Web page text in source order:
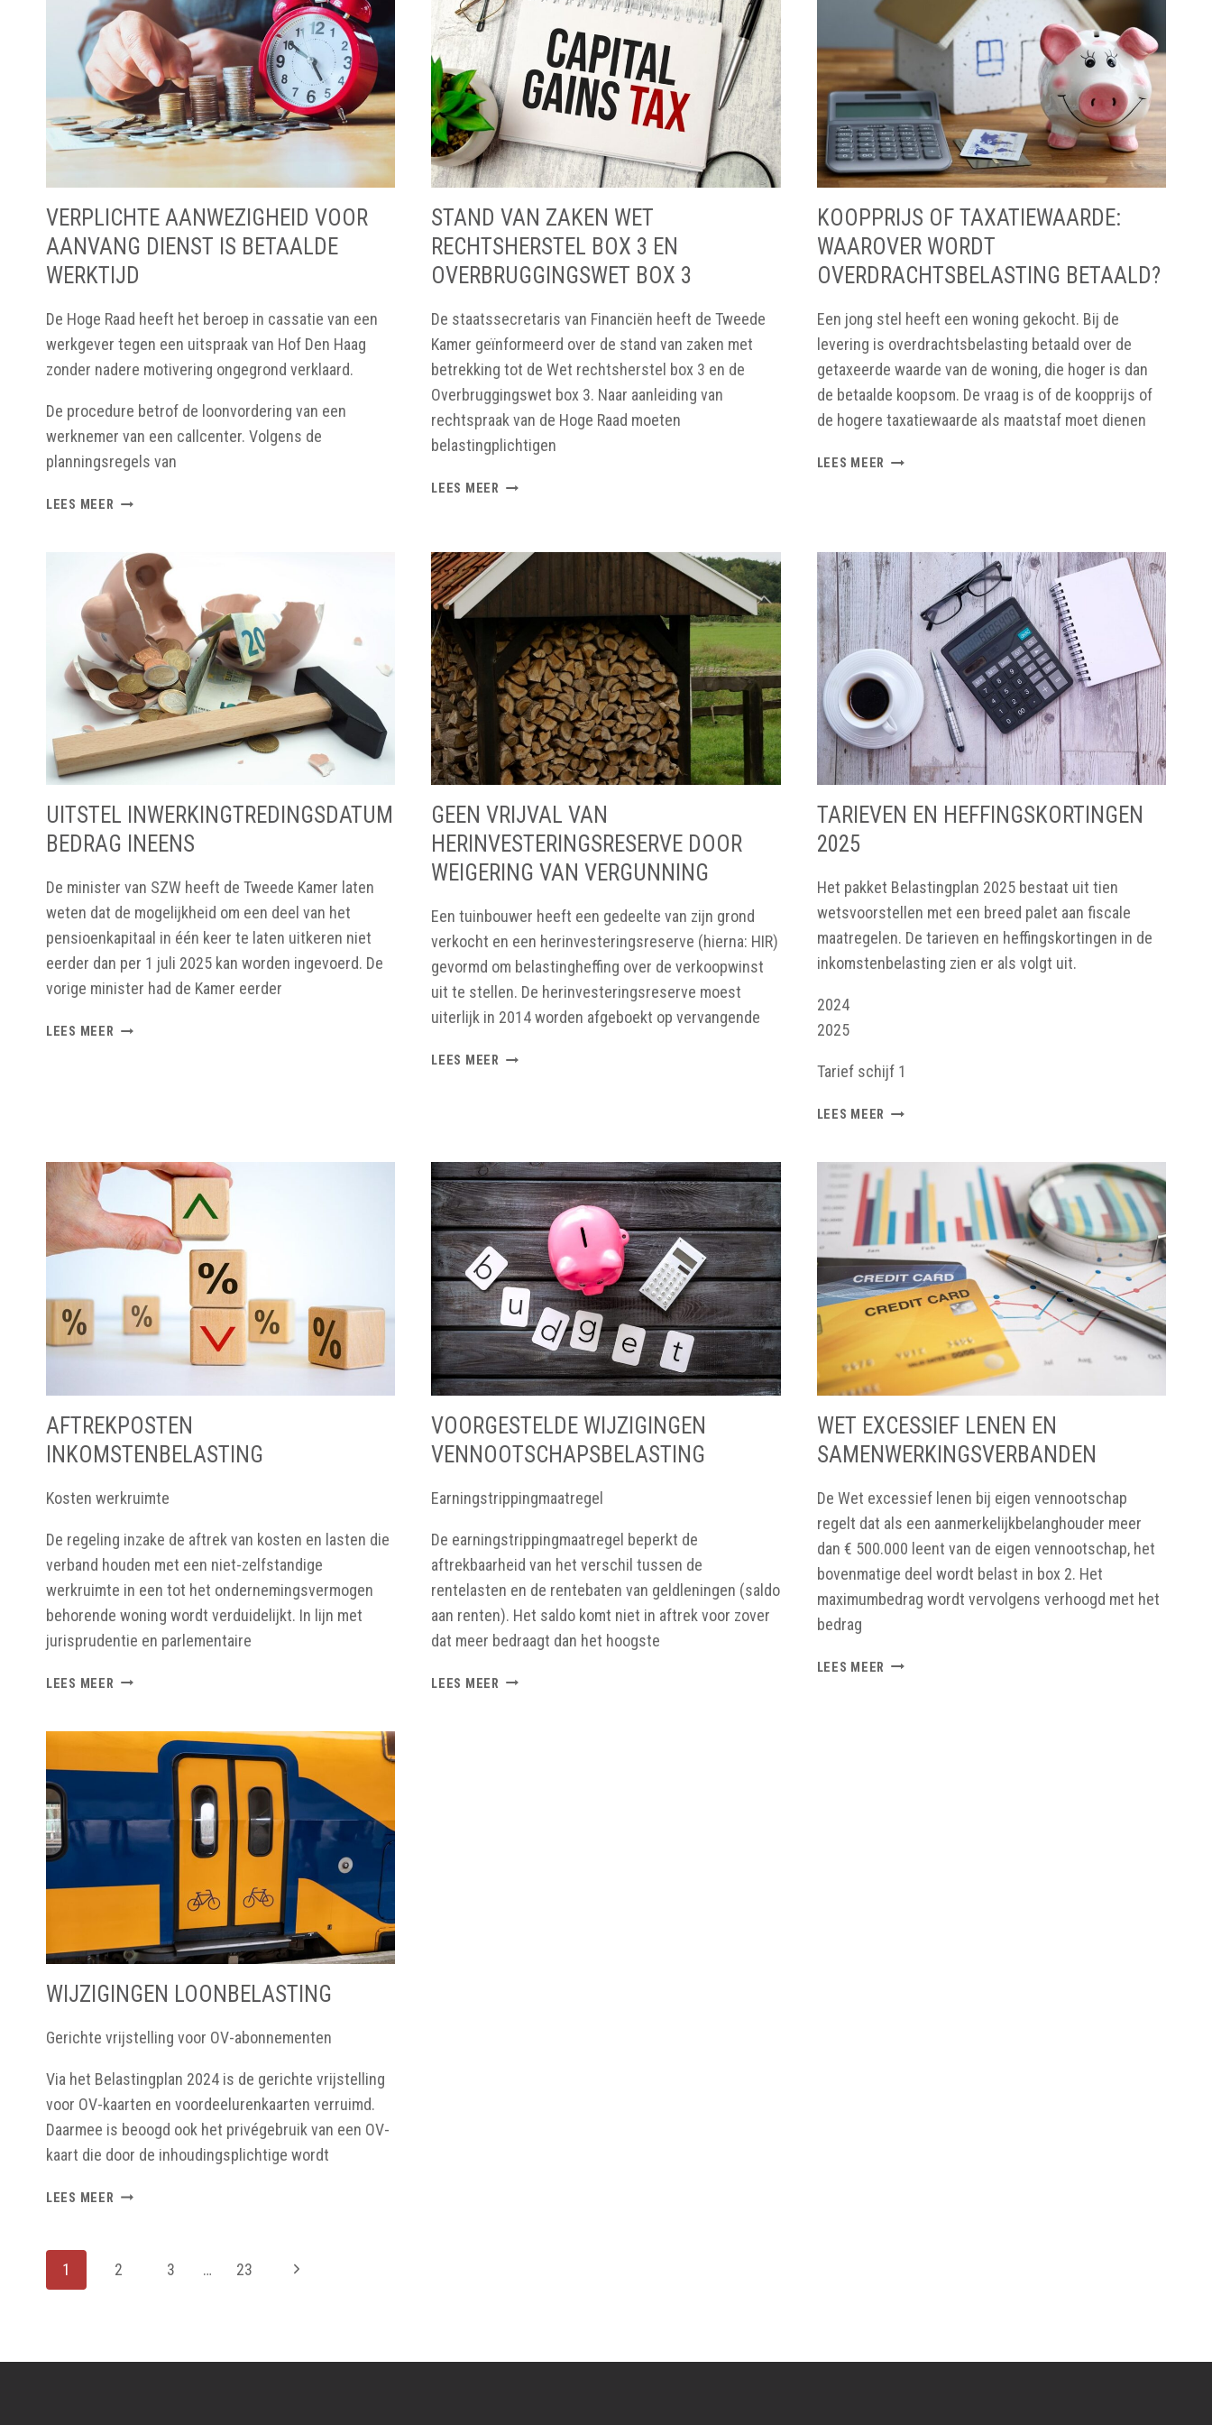
VERPLICHTE AANWEZIGHEID VOOR
AANVANG DIENST IS BETAALDE
WERKTIJD
De Hoge Raad heeft het beroep in cassatie van een
werkgever tegen een uitspraak van Hof Den Haag
zonder nadere motivering ongegrond verklaard.
De procedure betrof de loonvordering van een
werknemer van een callcenter. Volgens de
planningsregels van
LEES MEER VERPLICHTE
AANVANG
DIENST
IS
BETAALDE
WERKTIJD
STAND VAN ZAKEN WET
RECHTSHERSTEL BOX 3 EN
OVERBRUGGINGSWET BOX 3
De staatssecretaris van Financiën heeft de Tweede
Kamer geïnformeerd over de stand van zaken met
betrekking tot de Wet rechtsherstel box 3 en de
Overbruggingswet box 3. Naar aanleiding van
rechtspraak van de Hoge Raad moeten
belastingplichtigen
LEES MEER STAND
RECHTSHERSTEL
BOX
EN
OVERBRUGGINGSWET
BOX
3
KOOPPRIJS OF TAXATIEWAARDE:
WAAROVER WORDT
OVERDRACHTSBELASTING BETAALD?
Een jong stel heeft een woning gekocht. Bij de
levering is overdrachtsbelasting betaald over de
getaxeerde waarde van de woning, die hoger is dan
de betaalde koopsom. De vraag is of de koopprijs of
de hogere taxatiewaarde als maatstaf moet dienen
LEES MEER KOOPPRIJS
OVERDRACHTSBELASTING
BETAALD?
UITSTEL INWERKINGTREDINGSDATUM
BEDRAG INEENS
De minister van SZW heeft de Tweede Kamer laten
weten dat de mogelijkheid om een deel van het
pensioenkapitaal in één keer te laten uitkeren niet
eerder dan per 1 juli 2025 kan worden ingevoerd. De
vorige minister had de Kamer eerder
LEES MEER UITSTEL
GEEN VRIJVAL VAN
HERINVESTERINGSRESERVE DOOR
WEIGERING VAN VERGUNNING
Een tuinbouwer heeft een gedeelte van zijn grond
verkocht en een herinvesteringsreserve (hierna: HIR)
gevormd om belastingheffing over de verkoopwinst
uit te stellen. De herinvesteringsreserve moest
uiterlijk in 2014 worden afgeboekt op vervangende
LEES MEER GEEN
WEIGERING
VAN
VERGUNNING
TARIEVEN EN HEFFINGSKORTINGEN
2025
Het pakket Belastingplan 2025 bestaat uit tien
wetsvoorstellen met een breed palet aan fiscale
maatregelen. De tarieven en heffingskortingen in de
inkomstenbelasting zien er als volgt uit.
2024
2025
Tarief schijf 1
LEES MEER TARIEVEN
2025
AFTREKPOSTEN
INKOMSTENBELASTING
Kosten werkruimte
De regeling inzake de aftrek van kosten en lasten die
verband houden met een niet-zelfstandige
werkruimte in een tot het ondernemingsvermogen
behorende woning wordt verduidelijkt. In lijn met
jurisprudentie en parlementaire
LEES MEER AFTREKPOSTEN
VOORGESTELDE WIJZIGINGEN
VENNOOTSCHAPSBELASTING
Earningstrippingmaatregel
De earningstrippingmaatregel beperkt de
aftrekbaarheid van het verschil tussen de
rentelasten en de rentebaten van geldleningen (saldo
aan renten). Het saldo komt niet in aftrek voor zover
dat meer bedraagt dan het hoogste
LEES MEER VOORGESTELDE
WET EXCESSIEF LENEN EN
SAMENWERKINGSVERBANDEN
De Wet excessief lenen bij eigen vennootschap
regelt dat als een aanmerkelijkbelanghouder meer
dan € 500.000 leent van de eigen vennootschap, het
bovenmatige deel wordt belast in box 2. Het
maximumbedrag wordt vervolgens verhoogd met het
bedrag
LEES MEER WET
WIJZIGINGEN LOONBELASTING
Gerichte vrijstelling voor OV-abonnementen
Via het Belastingplan 2024 is de gerichte vrijstelling
voor OV-kaarten en voordeelurenkaarten verruimd.
Daarmee is beoogd ook het privégebruik van een OV-
kaart die door de inhoudingsplichtige wordt
LEES MEER WIJZIGINGEN
PAGINANAVIGATIE
1 2 3 … 23
Volgende